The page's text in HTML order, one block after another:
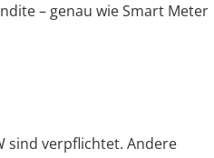
– genau wie Smart Meter
sind verpflichtet. Andere